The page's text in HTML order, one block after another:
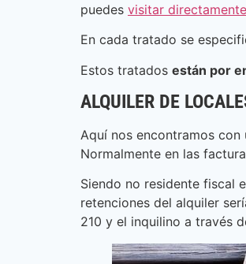
puedes visitar
En cada tratado se
Estos tratados están por
ALQUILER DE
Aquí nos encontramos
Normalmente en las
Siendo no residente fiscal
retenciones del alquiler
210 y el inquilino a través